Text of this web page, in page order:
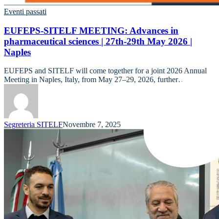
Eventi passati
EUFEPS-SITELF MEETING: Advances in
pharmaceutical sciences | 27th-29th May 2026 |
Naples
EUFEPS and SITELF will come together for a joint 2026 Annual
Meeting in Naples, Italy, from May 27–29, 2026, further…
Segreteria SITELFNovembre 7, 2025